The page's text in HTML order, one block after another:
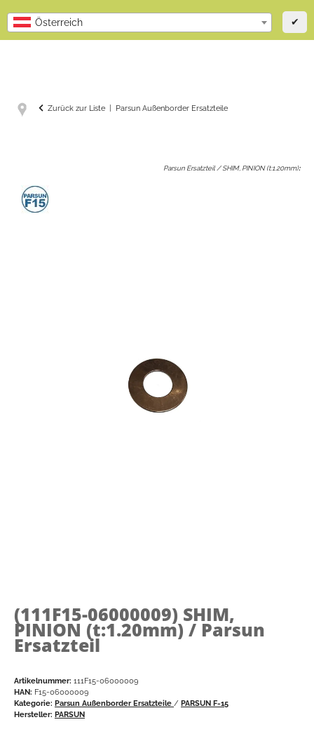
Österreich ✔
Zurück zur Liste Parsun Außenborder Ersatzteile
Parsun Ersatzteil / SHIM, PINION (t:1.20mm):
(111F15-06000009) SHIM,
PINION (t:1.20mm) / Parsun
Ersatzteil
Artikelnummer: 111F15-06000009
HAN: F15-06000009
Kategorie: Parsun Außenborder Ersatzteile / PARSUN F-15
Hersteller: PARSUN